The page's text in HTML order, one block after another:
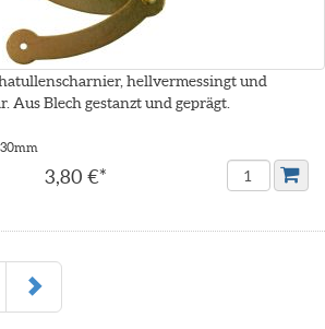
hellvermessingt und
Aus Blech gestanzt und geprägt.
3,80 €*